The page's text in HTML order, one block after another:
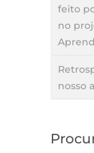
feito
no
nosso